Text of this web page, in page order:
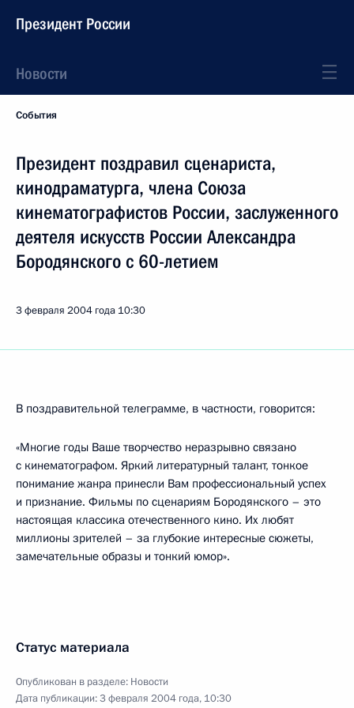
Президент России
Новости
События
Президент поздравил сценариста,
кинодраматурга, члена Союза
кинематографистов России, заслуженного
деятеля искусств России Александра
Бородянского с 60-летием
3 февраля 2004 года 10:30
В поздравительной телеграмме, в частности, говорится:
«Многие годы Ваше творчество неразрывно связано
с кинематографом. Яркий литературный талант, тонкое
понимание жанра принесли Вам профессиональный успех
и признание. Фильмы по сценариям Бородянского – это
настоящая классика отечественного кино. Их любят
миллионы зрителей – за глубокие интересные сюжеты,
замечательные образы и тонкий юмор».
Статус материала
Опубликован в разделе: Новости
Дата публикации:3 февраля 2004 года, 10:30